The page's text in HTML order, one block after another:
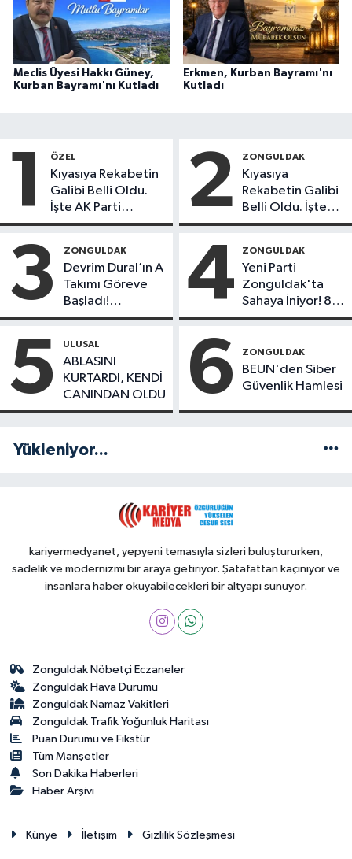
Meclis Üyesi Hakkı Güney,
Kurban Bayramı'nı Kutladı
Erkmen, Kurban Bayramı'nı
Kutladı
1 ÖZEL
Kıyasıya Rekabetin
Galibi Belli Oldu.
İşte AK Parti
Gençlerinden
Potansiyeline Sahip
İlk 3 İsim!
2 ZONGULDAK
Kıyasıya
Rekabetin Galibi
Belli Oldu. İşte
Liderlik
Sahip İlk 3 Genç
İsim!
3 ZONGULDAK
Devrim Dural’ın A
Takımı Göreve
Başladı!
Yönetimde
4 ZONGULDAK
Yeni Parti
Zonguldak'ta
Sahaya İniyor! 8
İlçede Kurucu
Başladı
5 ULUSAL
ABLASINI
KURTARDI, KENDİ
CANINDAN OLDU
6 ZONGULDAK
BEUN'den Siber
Güvenlik Hamlesi
Yükleniyor...
kariyermedyanet, yepyeni temasıyla sizleri buluştururken,
sadelik ve modernizmi bir araya getiriyor. Şatafattan kaçınıyor ve
insanlara haber okuyabilecekleri bir altyapı sunuyor.
Zonguldak Nöbetçi Eczaneler
Zonguldak Hava Durumu
Zonguldak Namaz Vakitleri
Zonguldak Trafik Yoğunluk Haritası
Puan Durumu ve Fikstür
Tüm Manşetler
Son Dakika Haberleri
Haber Arşivi
Künye İletişim Gizlilik Sözleşmesi